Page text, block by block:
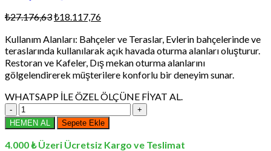
₺27.176,63Orijinal
₺27.176,63.
₺18.117,76Şu
fiyat:
₺18.117,76.
Kullanım Alanları: Bahçeler ve Teraslar, Evlerin bahçelerinde ve
teraslarında kullanılarak açık havada oturma alanları oluşturur.
Restoran ve Kafeler, Dış mekan oturma alanlarını
gölgelendirerek müşterilere konforlu bir deneyim sunar.
WHATSAPP İLE ÖZEL ÖLÇÜNE FİYAT AL.
8.5x4.9
Metre
Battı
Çıktı
HEMEN AL Sepete Ekle
4.000 ₺ Üzeri Ücretsiz Kargo ve Teslimat